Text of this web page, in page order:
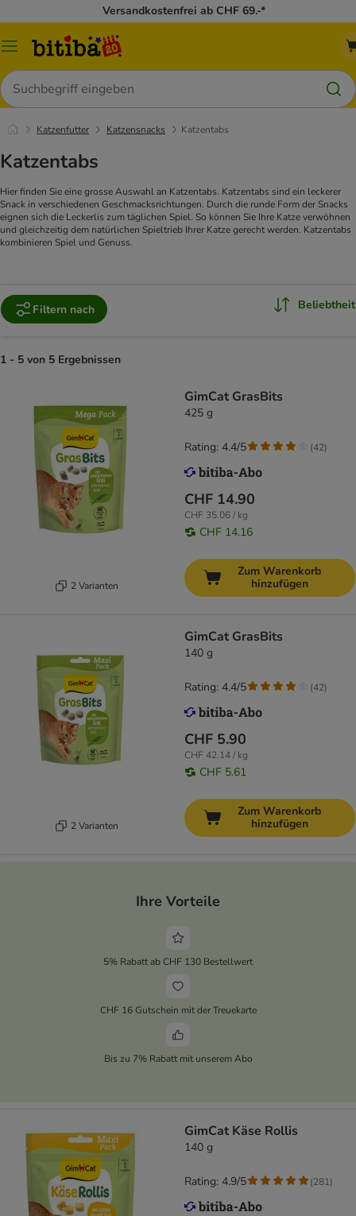
Versandkostenfrei ab CHF 69.-*
Menü
Suchen
Katzenfutter Katzensnacks Katzentabs
Katzentabs
Hier finden Sie eine grosse Auswahl an Katzentabs. Katzentabs sind ein leckerer
Snack in verschiedenen Geschmacksrichtungen. Durch die runde Form der Snacks
eignen sich die Leckerlis zum täglichen Spiel. So können Sie Ihre Katze verwöhnen
und gleichzeitig dem natürlichen Spieltrieb Ihrer Katze gerecht werden. Katzentabs
kombinieren Spiel und Genuss.
Filtern nach Beliebtheit
1 - 5 von 5 Ergebnissen
2 Varianten
GimCat GrasBits
425 g
CHF 14.90
CHF 35.06 / kg
CHF 14.16
Rating: 4.4/5 (42)
Zum Warenkorb
hinzufügen
2 Varianten
GimCat GrasBits
140 g
CHF 5.90
CHF 42.14 / kg
CHF 5.61
Rating: 4.4/5 (42)
Zum Warenkorb
hinzufügen
Ihre Vorteile
5% Rabatt ab CHF 130 Bestellwert
CHF 16 Gutschein mit der Treuekarte
Bis zu 7% Rabatt mit unserem Abo
GimCat Käse Rollis
140 g
Rating: 4.9/5 (281)